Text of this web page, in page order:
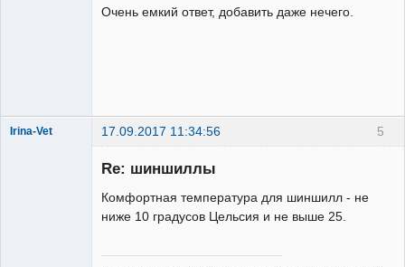
Очень емкий ответ, добавить даже нечего.
5
Irina-Vet 17.09.2017 11:34:56
Re: шиншиллы
Комфортная температура для шиншилл - не
ниже 10 градусов Цельсия и не выше 25.